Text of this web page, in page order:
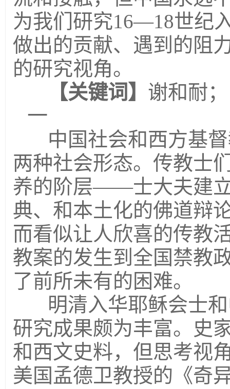
为我们研究16—18世纪
做出的贡献、遇到的阻
的研究视角。
【关键词】 谢和耐
一
中国社会和西方基
两种社会形态。传教士
养的阶层——士大夫建
典、和本土化的佛道辩
而看似让人欣喜的传教
教案的发生到全国禁教
了前所未有的困难。
明清入华耶稣会士
研究成果颇为丰富。史
和西文史料，但思考视
美国孟德卫教授的《奇